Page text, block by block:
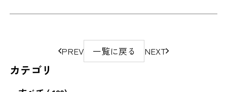
ジ
PREV 一覧に戻る NEXT
カテゴリ